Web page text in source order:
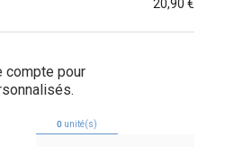
20,90 €
compte pour
0 unité(s)